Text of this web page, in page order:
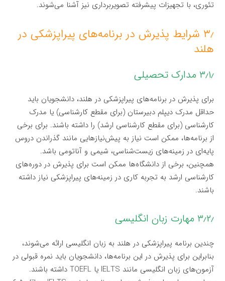
تئوری، با تجهیزات پیشرفته تصویربرداری نیز آشنا می‌شوند.
۳٫ شرایط پذیرش در برنامه‌های پیراپزشکی در
هلند
۳٫۱٫ مدارک تحصیلی
برای پذیرش در برنامه‌های پیراپزشکی در هلند، دانشجویان باید
حداقل مدرک دیپلم دبیرستان (برای مقطع کارشناسی) یا مدرک
کارشناسی (برای مقطع کارشناسی ارشد) را داشته باشند. برای برخی
از برنامه‌ها، ممکن است نیاز به پیش‌نیازهایی مانند گذراندن دروس
پایه‌ای در زمینه‌های زیست‌شناسی، شیمی و آناتومی باشد.
همچنین، برخی از دانشگاه‌ها ممکن است برای پذیرش در دوره‌های
کارشناسی ارشد به تجربه کاری در زمینه‌های پیراپزشکی نیاز داشته
باشند.
۳٫۲٫ مهارت زبان انگلیسی
چندین برنامه پیراپزشکی در هلند به زبان انگلیسی ارائه می‌شوند،
بنابراین برای پذیرش در این برنامه‌ها، دانشجویان باید نمره قبولی در
آزمون‌های زبان انگلیسی مانند IELTS یا TOEFL داشته باشند.